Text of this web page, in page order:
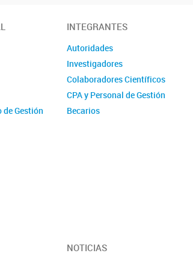
Gestión
INTEGRANTES
Autoridades
Investigadores
Colaboradores Científicos
CPA y Personal de Gestión
Becarios
NOTICIAS